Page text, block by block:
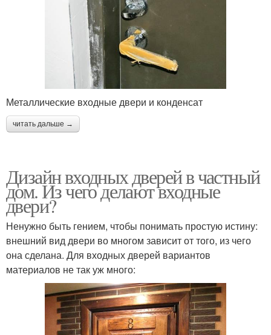
Металлические входные двери и конденсат
читать дальше →
Дизайн входных дверей в частный
дом. Из чего делают входные
двери?
Ненужно быть гением, чтобы понимать простую истину:
внешний вид двери во многом зависит от того, из чего
она сделана. Для входных дверей вариантов
материалов не так уж много: